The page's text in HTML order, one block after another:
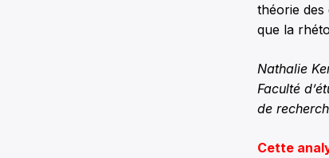
théorie des
que la
Nathalie
Faculté
de
Cette